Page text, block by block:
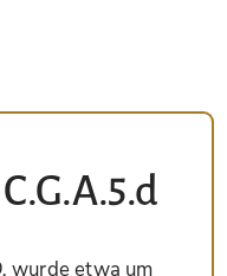
wurde etwa um